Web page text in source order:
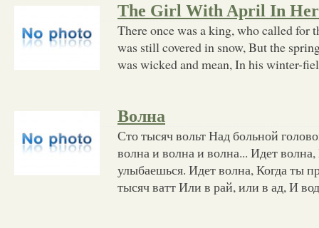
The Girl With April In Her
There once was a king, who called for
was still covered in snow, But the
was wicked and mean, In his winter-
Волна
Сто тысяч вольт Над больной
волна и волна и волна... Идет
улыбаешься. Идет волна, Когда ты
тысяч ватт Или в рай, или в ад, И